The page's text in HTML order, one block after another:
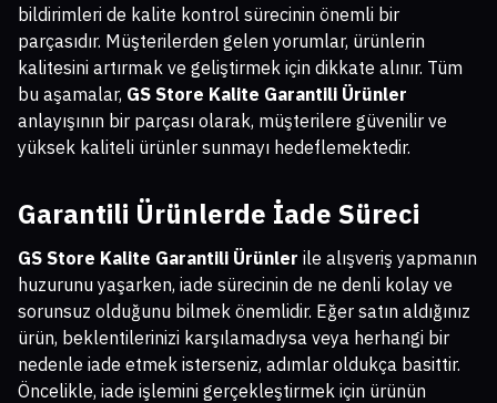
bildirimleri de kalite kontrol sürecinin önemli bir
parçasıdır. Müşterilerden gelen yorumlar, ürünlerin
kalitesini artırmak ve geliştirmek için dikkate alınır. Tüm
bu aşamalar, GS Store Kalite Garantili Ürünler
anlayışının bir parçası olarak, müşterilere güvenilir ve
yüksek kaliteli ürünler sunmayı hedeflemektedir.
Garantili Ürünlerde İade Süreci
GS Store Kalite Garantili Ürünler ile alışveriş yapmanın
huzurunu yaşarken, iade sürecinin de ne denli kolay ve
sorunsuz olduğunu bilmek önemlidir. Eğer satın aldığınız
ürün, beklentilerinizi karşılamadıysa veya herhangi bir
nedenle iade etmek isterseniz, adımlar oldukça basittir.
Öncelikle, iade işlemini gerçekleştirmek için ürünün